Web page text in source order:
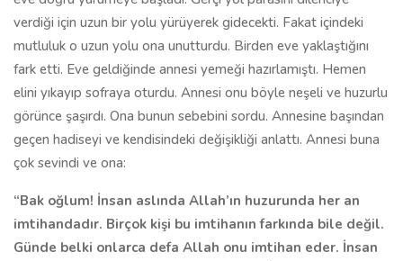
verdiği için uzun bir yolu yürüyerek gidecekti. Fakat içindeki
mutluluk o uzun yolu ona unutturdu. Birden eve yaklaştığını
fark etti. Eve geldiğinde annesi yemeği hazırlamıştı. Hemen
elini yıkayıp sofraya oturdu. Annesi onu böyle neşeli ve huzurlu
görünce şaşırdı. Ona bunun sebebini sordu. Annesine başından
geçen hadiseyi ve kendisindeki değişikliği anlattı. Annesi buna
çok sevindi ve ona:
“Bak oğlum! İnsan aslında Allah’ın huzurunda her an
imtihandadır. Birçok kişi bu imtihanın farkında bile değil.
Günde belki onlarca defa Allah onu imtihan eder. İnsan